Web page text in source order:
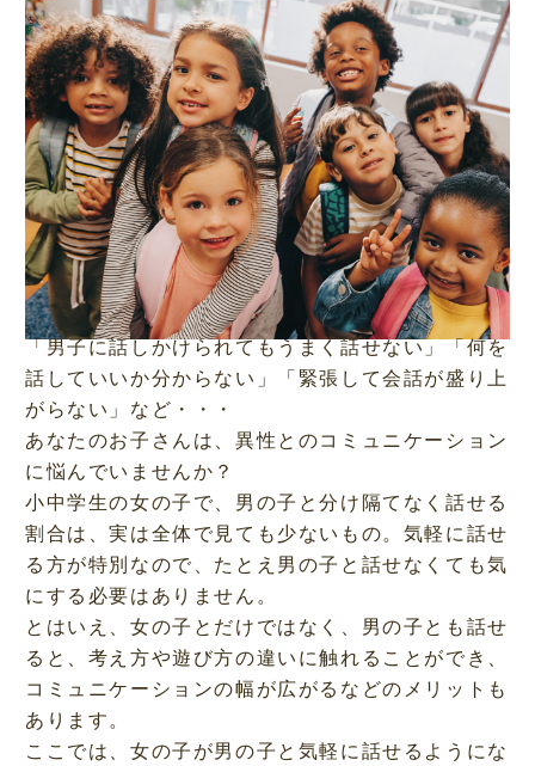
「男子に話しかけられてもうまく話せない」「何を
話していいか分からない」「緊張して会話が盛り上
がらない」など・・・
あなたのお子さんは、異性とのコミュニケーション
に悩んでいませんか？
小中学生の女の子で、男の子と分け隔てなく話せる
割合は、実は全体で見ても少ないもの。気軽に話せ
る方が特別なので、たとえ男の子と話せなくても気
にする必要はありません。
とはいえ、女の子とだけではなく、男の子とも話せ
ると、考え方や遊び方の違いに触れることができ、
コミュニケーションの幅が広がるなどのメリットも
あります。
ここでは、女の子が男の子と気軽に話せるようにな